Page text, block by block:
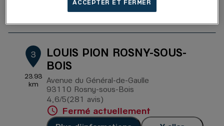
Plus d'informations
3
23.93
km
LOUIS PION ROSNY-SOUS-
BOIS
Avenue du Général-de-Gaulle
93110 Rosny-sous-Bois
4,6/5 Note de 4.6 sur 5
(281 avis)
Fermé actuellement
ACCEPTER ET FERMER